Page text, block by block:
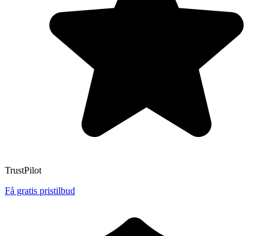
TrustPilot
Få gratis pristilbud